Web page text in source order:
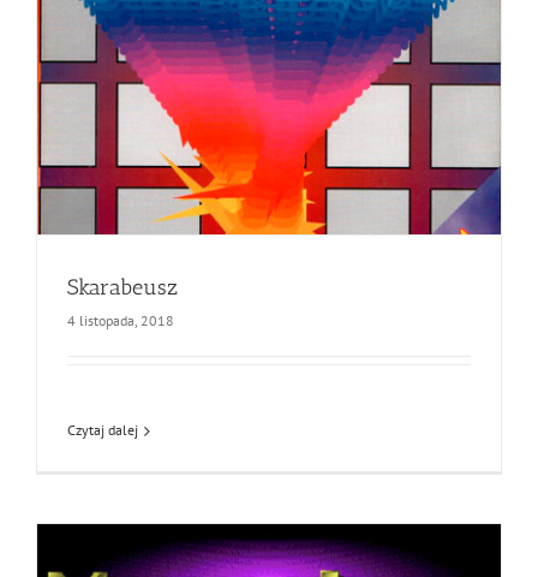
Skarabeusz
4 listopada, 2018
Czytaj dalej